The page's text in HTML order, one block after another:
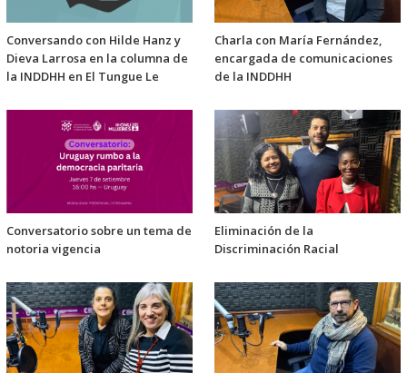
Conversando con Hilde Hanz y
Dieva Larrosa en la columna de
la INDDHH en El Tungue Le
Charla con María Fernández,
encargada de comunicaciones
de la INDDHH
Conversatorio sobre un tema de
notoria vigencia
Eliminación de la
Discriminación Racial